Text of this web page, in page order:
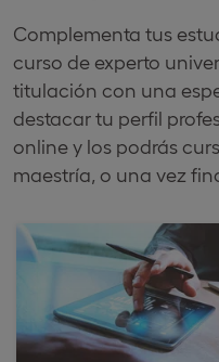
Complementa tus
curso de experto
titulación con una
destacar tu perfil
online y los podrás
maestría, o una vez